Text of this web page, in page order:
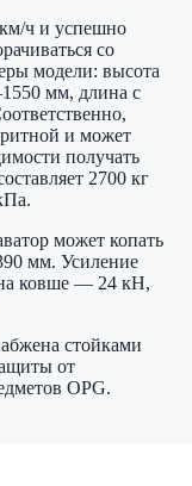
км/ч и успешно
со
модели: высота
мм, длина с
и может
получать
2700 кг
может копать
мм. Усиление
на ковше — 24 кН,
стойками
от
OPG.